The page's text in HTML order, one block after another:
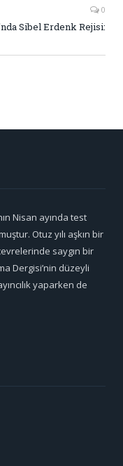
0
Sibel Erdenk Rejisi:
Nisan ayında test
Otuz yılı aşkın bir
saygın bir
Dergisi’nin düzeyli
yaparken de